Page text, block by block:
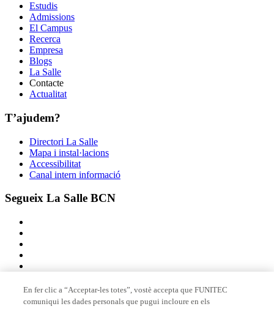
Estudis
Admissions
El Campus
Recerca
Empresa
Blogs
La Salle
Contacte
Actualitat
T’ajudem?
Directori La Salle
Mapa i instal·lacions
Accessibilitat
Canal intern informació
Segueix La Salle BCN
En fer clic a “Acceptar-les totes”, vostè accepta que FUNITEC
comuniqui les dades personals que pugui incloure en els